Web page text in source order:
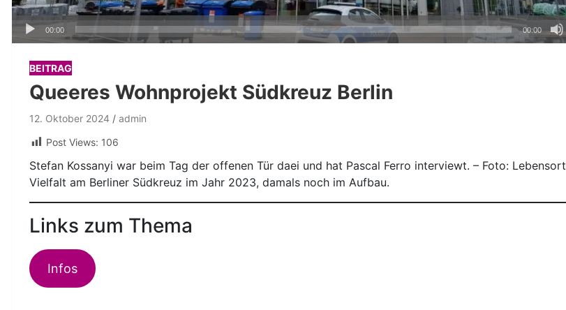
Audio-
Player
00:00 00:00
BEITRAG
Queeres Wohnprojekt Südkreuz Berlin
12. Oktober 2024
admin
Post Views: 106
Stefan Kossanyi war beim Tag der offenen Tür daei und hat Pascal Ferro interviewt. – Foto: Lebensort
Vielfalt am Berliner Südkreuz im Jahr 2023, damals noch im Aufbau.
Links zum Thema
Infos